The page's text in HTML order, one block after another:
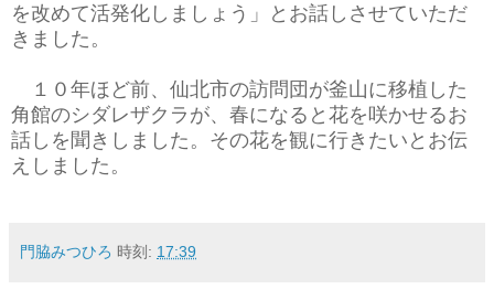
を改めて活発化しましょう」とお話しさせていただ
きました。
１０年ほど前、仙北市の訪問団が釜山に移植した
角館のシダレザクラが、春になると花を咲かせるお
話しを聞きしました。その花を観に行きたいとお伝
えしました。
門脇みつひろ 時刻: 17:39